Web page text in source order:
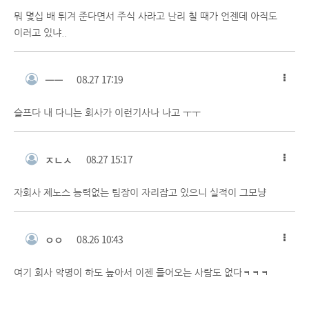
뭐 몇십 배 튀겨 준다면서 주식 사라고 난리 칠 때가 언젠데 아직도
이러고 있냐..
ㅡㅡ 08.27 17:19
슬프다 내 다니는 회사가 이런기사나 나고 ㅜㅜ
ㅈㄴㅅ 08.27 15:17
자회사 제노스 능력없는 팀장이 자리잡고 있으니 실적이 그모냥
ㅇㅇ 08.26 10:43
여기 회사 악명이 하도 높아서 이젠 들어오는 사람도 없다ㅋㅋㅋ